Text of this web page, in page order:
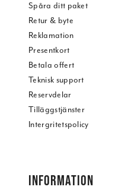
Spåra ditt paket
Retur & byte
Reklamation
Presentkort
Betala offert
Teknisk support
Reservdelar
Tilläggstjänster
Intergritetspolicy
INFORMATION